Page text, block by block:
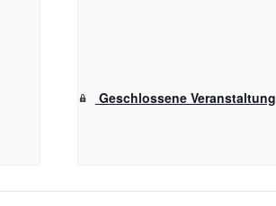
Geschlossene Veranstaltung